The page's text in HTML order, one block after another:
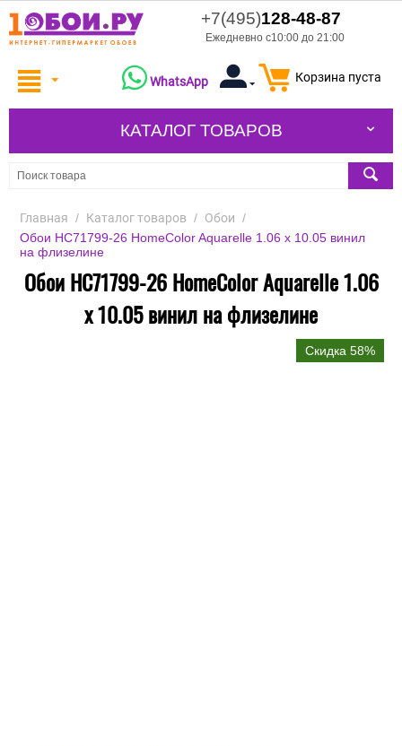
+7(495)128-48-87
Ежедневно с10:00 до 21:00
Корзина пуста
WhatsApp
КАТАЛОГ ТОВАРОВ
Главная / Каталог товаров / Обои /
Обои HC71799-26 HomeColor Aquarelle 1.06 x 10.05 винил
на флизелине
Обои HC71799-26 HomeColor Aquarelle 1.06
x 10.05 винил на флизелине
Скидка 58%